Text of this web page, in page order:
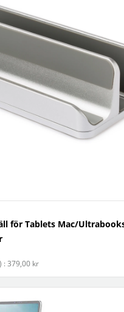
för Tablets Mac/
: 379,00 kr